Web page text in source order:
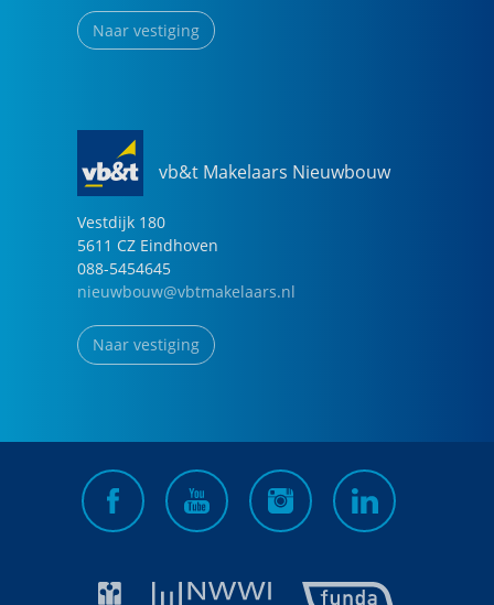
Naar vestiging
vb&t Makelaars Nieuwbouw
Vestdijk 180
5611 CZ Eindhoven
088-5454645
nieuwbouw@vbtmakelaars.nl
Naar vestiging